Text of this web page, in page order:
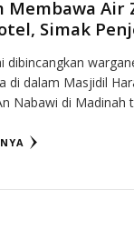
Membawa Air
Simak
dibincangkan
di dalam Masjidil
Nabawi di Madinah